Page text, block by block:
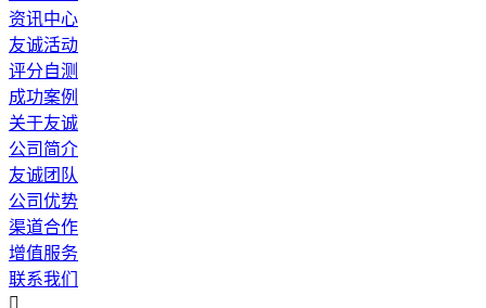
资讯中心
友诚活动
评分自测
成功案例
关于友诚
公司简介
友诚团队
公司优势
渠道合作
增值服务
联系我们
